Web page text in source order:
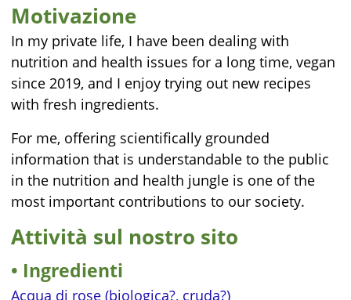
Motivazione
In my private life, I have been dealing with
nutrition and health issues for a long time, vegan
since 2019, and I enjoy trying out new recipes
with fresh ingredients.
For me, offering scientifically grounded
information that is understandable to the public
in the nutrition and health jungle is one of the
most important contributions to our society.
Attività sul nostro sito
Ingredienti
Acqua di rose (biologica?, cruda?)